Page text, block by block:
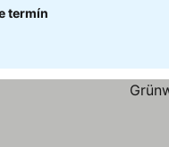
termín